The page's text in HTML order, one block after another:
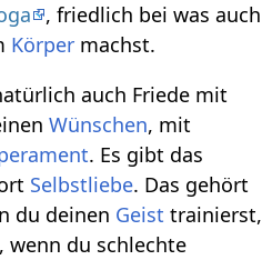
, friedlich bei was auch
Körper machst.
auch Friede mit
Wünschen, mit
. Es gibt das
Selbstliebe. Das gehört
du deinen Geist trainierst,
wenn du schlechte